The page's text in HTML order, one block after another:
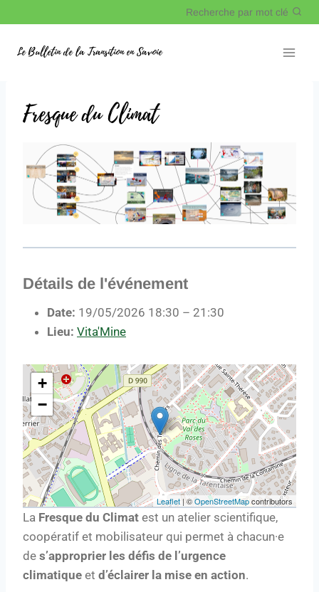
Recherche par mot clé
Le Bulletin de la Transition en Savoie
Fresque du Climat
Détails de l'événement
Date: 19/05/2026 18:30 – 21:30
Lieu: Vita'Mine
+
−
Leaflet | ©OpenStreetMapcontributors
La Fresque du Climat est un atelier scientifique,
coopératif et mobilisateur qui permet à chacun·e
de s’approprier les défis de l’urgence
climatique et d’éclairer la mise en action.